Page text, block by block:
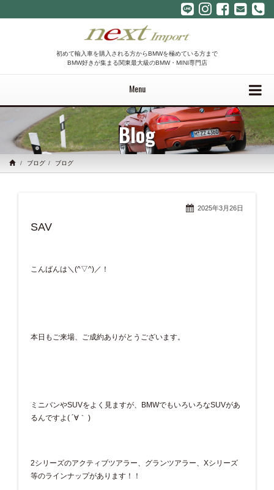
初めて輸入車を購入される方からBMWを極めている方まで
BMW好きが集まる関東最大級のBMW・MINI専門店
Menu
Blog
ブログ ブログ
2025年3月26日
SAV
こんばんは＼(^▽^)／！
本日もご来場、ご成約ありがとうございます。
ミニバンやSUVをよく見ますが、BMWでもいろいろなSUVがあ
るんですよ( ´∀｀ )
2シリーズのアクティブツアラー、グランツアラー、Xシリーズ
等のラインナップがあります！！